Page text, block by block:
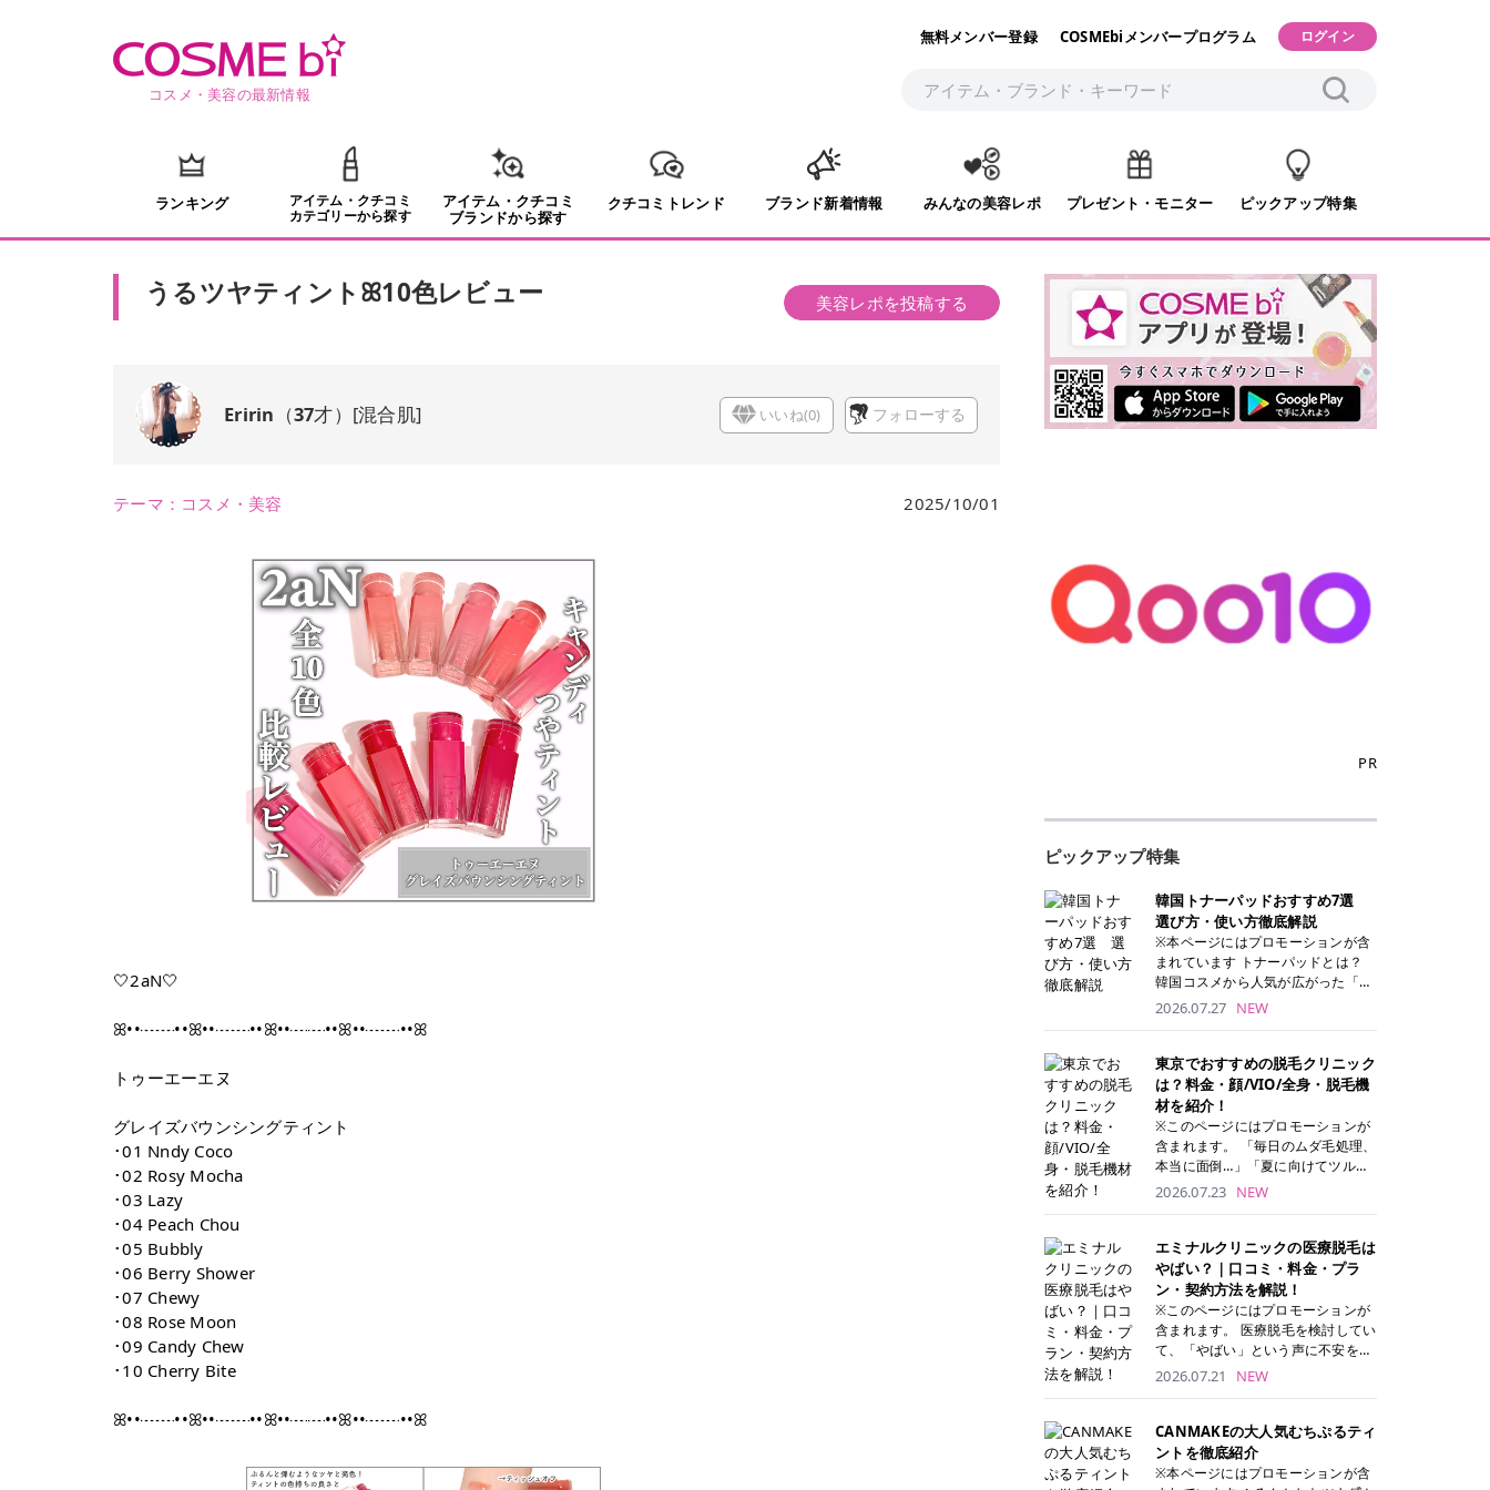
コスメ・美容の最新情報
無料メンバー登録 COSMEbiメンバープログラム ログイン
ランキング
アイテム・クチコミ
カテゴリーから探す
アイテム・クチコミ
ブランドから探す
クチコミトレンド ブランド新着情報 みんなの美容レポ プレゼント・モニター ピックアップ特集
うるツヤティントꕤ10色レビュー 美容レポを投稿する
Eririn （37才） [混合肌] いいね(0) フォローする
テーマ： コスメ・美容 2025/10/01
🤍2aN🤍
ꕤ••┈┈••ꕤ••┈┈••ꕤ••┈┈••ꕤ••┈┈••ꕤ
トゥーエーエヌ
グレイズバウンシングティント
･01 Nndy Coco
･02 Rosy Mocha
･03 Lazy
･04 Peach Chou
･05 Bubbly
･06 Berry Shower
･07 Chewy
･08 Rose Moon
･09 Candy Chew
･10 Cherry Bite
ꕤ••┈┈••ꕤ••┈┈••ꕤ••┈┈••ꕤ••┈┈••ꕤ
PR
ピックアップ特集
韓国トナーパッドおすすめ7選
選び方・使い方徹底解説
※本ページにはプロモーションが含
まれています トナーパッドとは？
韓国コスメから人気が広がった「ト
ナーパッド」は、化粧水や美容液を
トナーパッドは洗顔後に肌をやさし
く拭き取ることで、古い角質や余分
な皮脂汚れをオフしながら、うるお
いを与えられるのが特徴✨ さらに、
気になる部分には数分のせて部分用
パックとしても使用できるため、1
両方を叶えられます。 韓国コスメブ
ランドを中心に人気を集めていまし
たが、現在では日本でも定番のスキ
ンケアアイテムとして幅広い世代に
愛用されています。 トナーパッドの
特徴 トナーパッドと拭き取り化粧水
の違い 「トナーパッド」と「拭き取
り化粧水」はどちらも洗顔後に使用
するスキンケアアイテムですが、使
い方や特徴に違いがあります。 トナ
ーパッドは、化粧水があらかじめパ
ッドに含まれているため、コットン
を用意する手間がなく、忙しい朝で
もサッと使えるのが魅力です。 ま
た、保湿成分を豊富に配合した商品
2026.07.27 NEW
東京でおすすめの脱毛クリニック
は？料金・顔/VIO/全身・脱毛機
材を紹介！
※このページにはプロモーションが
含まれます。 「毎日のムダ毛処理、
本当に面倒…」「夏に向けてツルツ
ル肌になりたい！」 そう思って東京
べばいいの？と迷ってしまいますよ
ね。 この記事では、医療脱毛の基本
から、東京で特に通いやすいフレイ
アクリニック・レジーナクリニッ
ク・エミナルクリニック・リゼクリ
ニックの4院について、分かりやす
リニックを見つけて、面倒な自己処
理から卒業しちゃいましょう♪ クリ
ニック 全身＋VIO 全身＋VIO＋顔 特
徴 脱毛器 詳細 フレイアクリニック
52,800円(税込)/5回 94,600円(税
込)/5回 肌への負担に配慮しなが
2026.07.23 NEW
エミナルクリニックの医療脱毛は
やばい？｜口コミ・料金・プラ
ン・契約方法を解説！
※このページにはプロモーションが
含まれます。 医療脱毛を検討してい
て、「やばい」という声に不安を抱
える方も多いのではないでしょう
体系をはじめ、学生や友人同士でお
得になる割引キャンペーン、無料カ
ウンセリングから施術までの具体的
2026.07.21 NEW
CANMAKEの大人気むちぷるティ
ントを徹底紹介
※本ページにはプロモーションが含